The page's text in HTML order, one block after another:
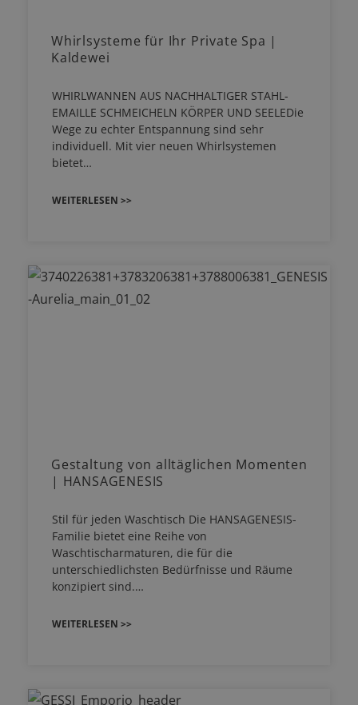
Whirlsysteme für Ihr Private Spa |
Kaldewei
WHIRLWANNEN AUS NACHHALTIGER STAHL-
EMAILLE SCHMEICHELN KÖRPER UND SEELEDie
Wege zu echter Entspannung sind sehr
individuell. Mit vier neuen Whirlsystemen
bietet…
WEITERLESEN >>
Gestaltung von alltäglichen Momenten
| HANSAGENESIS
Stil für jeden Waschtisch Die HANSAGENESIS-
Familie bietet eine Reihe von
Waschtischarmaturen, die für die
unterschiedlichsten Bedürfnisse und Räume
konzipiert sind.…
WEITERLESEN >>